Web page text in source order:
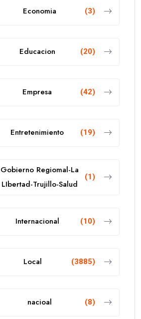
Economia (3)
Educacion (20)
Empresa (42)
Entretenimiento (19)
Gobierno Regiomal-La
LIbertad-Trujillo-Salud
(1)
Internacional (10)
Local (3885)
nacioal (8)